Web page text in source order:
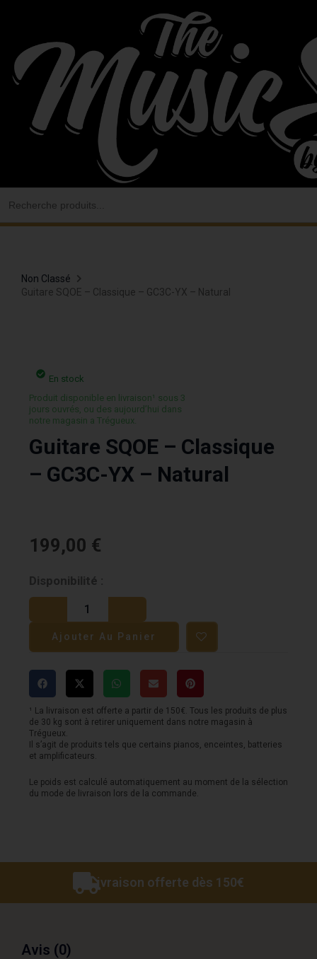
contenu
Non Classé
Guitare SQOE – Classique – GC3C-YX – Natural
En stock
Produit disponible en livraison¹ sous 3
jours ouvrés, ou des aujourd’hui dans
notre magasin a Trégueux.
Guitare SQOE – Classique
– GC3C-YX – Natural
199,00 €
Disponibilité :
quantité
de
Guitare
SQOE
Classique
-
GC3C-
YX
Natural
Ajouter Au Panier
¹ La livraison est offerte a partir de 150€. Tous les produits de plus
de 30 kg sont à retirer uniquement dans notre magasin à
Trégueux.
Il s’agit de produits tels que certains pianos, enceintes, batteries
et amplificateurs.
Le poids est calculé automatiquement au moment de la sélection
du mode de livraison lors de la commande.
Livraison offerte dès 150€
Avis (0)